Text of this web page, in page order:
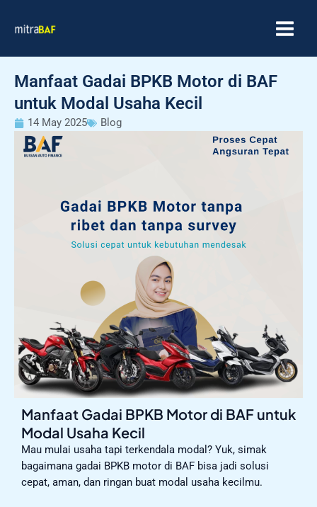
Manfaat Gadai BPKB Motor di BAF
untuk Modal Usaha Kecil
14 May 2025 Blog
Manfaat Gadai BPKB Motor di BAF untuk
Modal Usaha Kecil
Mau mulai usaha tapi terkendala modal? Yuk, simak
bagaimana gadai BPKB motor di BAF bisa jadi solusi
cepat, aman, dan ringan buat modal usaha kecilmu.